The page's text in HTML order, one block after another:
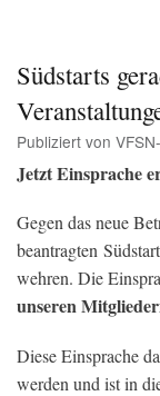
Südstarts
Publiziert von
Jetzt Einsprache
Gegen das neue
beantragten
wehren. Die
unseren
Diese Einsprache
werden und ist in